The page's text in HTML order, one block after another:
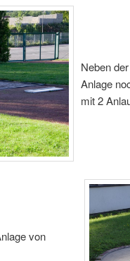
Neben
Anlage
mit 2
von